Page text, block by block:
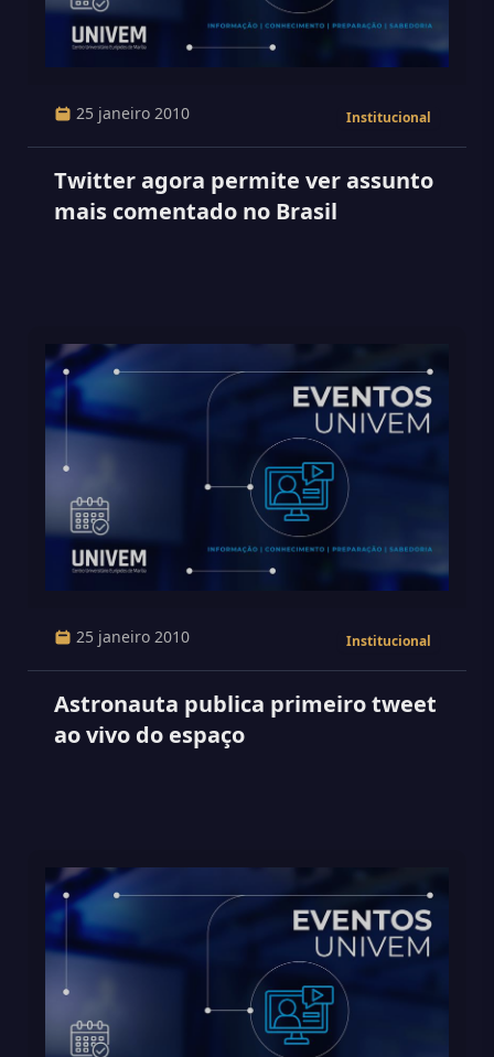
25 janeiro 2010 Institucional
Twitter agora permite ver assunto
mais comentado no Brasil
25 janeiro 2010 Institucional
Astronauta publica primeiro tweet
ao vivo do espaço